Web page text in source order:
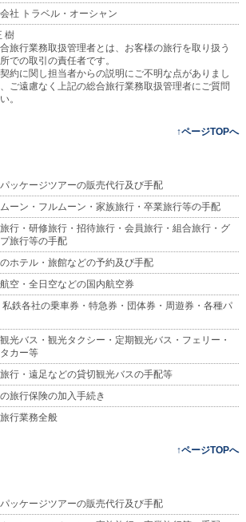
社 トラベル・オーシャン
樹
旅行業務取扱管理者とは、お客様の旅行を取り扱う
での取引の責任者です。
約に関し担当者からの説明にご不明な点がありまし
ご遠慮なく上記の総合旅行業務取扱管理者にご質問
。
↑ページTOPへ
ッケージツアーの販売代行及び手配
ーン・フルムーン・家族旅行・卒業旅行等の手配
行・研修旅行・招待旅行・会員旅行・組合旅行・グ
旅行等の手配
ホテル・旅館などの予約及び手配
空・全日空などの国内航空券
私鉄各社の乗車券・特急券・団体券・周遊券・各種パ
光バス・観光タクシー・定期観光バス・フェリー・
カー等
行・遠足などの貸切観光バスの手配等
旅行保険の加入手続き
行業務全般
↑ページTOPへ
ッケージツアーの販売代行及び手配